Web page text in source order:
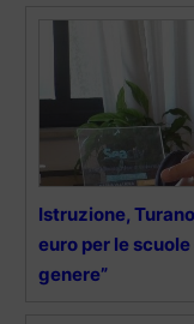
Istruzione,
euro per le
genere”